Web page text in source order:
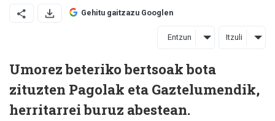
Gehitu gaitzazu Googlen
Entzun Itzuli
Umorez beteriko bertsoak bota
zituzten Pagolak eta Gaztelumendik,
herritarrei buruz abestean.